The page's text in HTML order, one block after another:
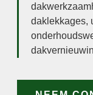
daklekkages,